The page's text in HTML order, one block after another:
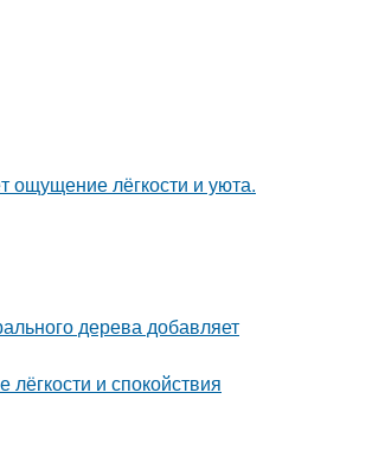
ощущение лёгкости и уюта.
дерева добавляет
и спокойствия